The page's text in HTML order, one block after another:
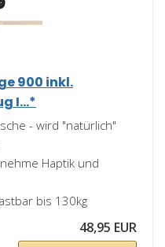
900 inkl.
I...*
- wird "natürlich"
Haptik und
bis 130kg
48,95 EUR